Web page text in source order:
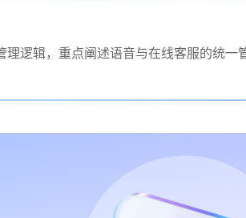
逻辑，重点阐述语音与在线客服的统一